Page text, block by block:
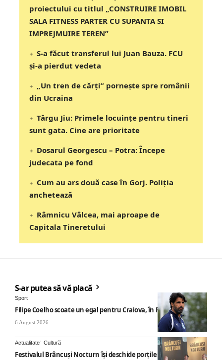
proiectului cu titlul „CONSTRUIRE IMOBIL
SALA FITNESS PARTER CU SUPANTA SI
IMPREJMUIRE TEREN”
S-a făcut transferul lui Juan Bauza. FCU
și-a pierdut vedeta
„Un tren de cărți” pornește spre românii
din Ucraina
Târgu Jiu: Primele locuințe pentru tineri
sunt gata. Cine are prioritate
Dosarul Georgescu – Potra: Începe
judecata pe fond
Cum au ars două case în Gorj. Poliția
anchetează
Râmnicu Vâlcea, mai aproape de
Capitala Tineretului
S-ar putea să vă placă
Sport
Filipe Coelho scoate un egal pentru Craiova, în Finlanda
6 August 2026
Actualitate Cultură
Festivalul Brâncuși Nocturn își deschide porțile la Târgu Jiu